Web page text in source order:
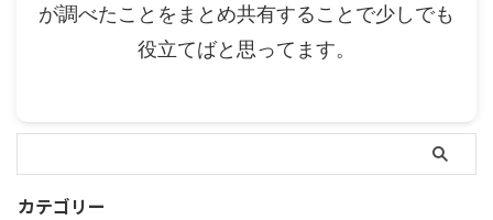
が調べたことをまとめ共有することで少しでも
役立てばと思ってます。
カテゴリー